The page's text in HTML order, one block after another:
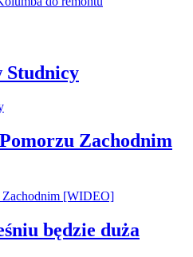
Studnicy
Zachodnim
będzie duża